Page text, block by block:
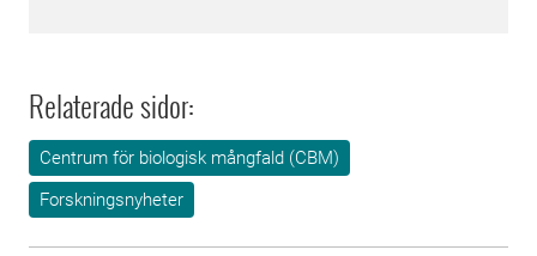
Relaterade sidor:
Centrum för biologisk mångfald (CBM)
Forskningsnyheter